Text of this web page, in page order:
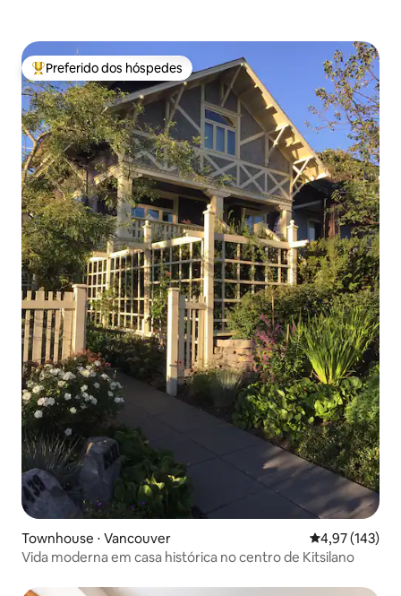
Entre os melhores preferidos dos hóspedes
Preferido dos hóspedes
Townhouse ⋅ Vancouver 4,97 de uma
4,97 (143)
Vida moderna em casa histórica no centro de Kitsilano